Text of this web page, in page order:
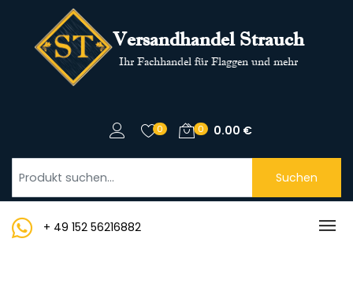
Versandhandel Strauch
Ihr Fachhandel für Flaggen und mehr
0 0 0.00 €
Suchen
+ 49 152 56216882